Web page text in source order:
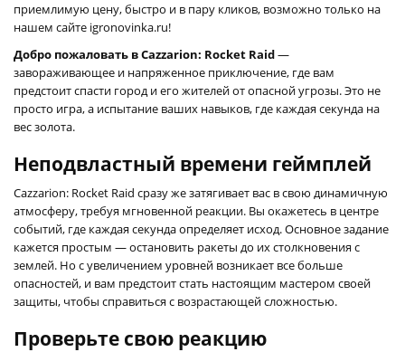
приемлимую цену, быстро и в пару кликов, возможно только на
нашем сайте igronovinka.ru!
Добро пожаловать в Cazzarion: Rocket Raid—
завораживающее и напряженное приключение, где вам
предстоит спасти город и его жителей от опасной угрозы. Это не
просто игра, а испытание ваших навыков, где каждая секунда на
вес золота.
Неподвластный времени геймплей
Cazzarion: Rocket Raid сразу же затягивает вас в свою динамичную
атмосферу, требуя мгновенной реакции. Вы окажетесь в центре
событий, где каждая секунда определяет исход. Основное задание
кажется простым — остановить ракеты до их столкновения с
землей. Но с увеличением уровней возникает все больше
опасностей, и вам предстоит стать настоящим мастером своей
защиты, чтобы справиться с возрастающей сложностью.
Проверьте свою реакцию